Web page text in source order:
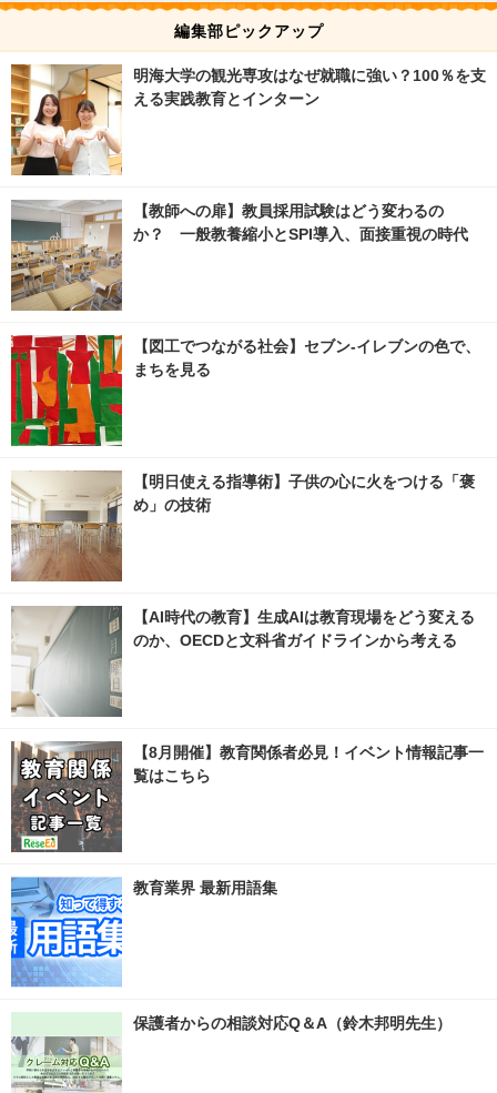
編集部ピックアップ
明海大学の観光専攻はなぜ就職に強い？100％を支
える実践教育とインターン
【教師への扉】教員採用試験はどう変わるの
か？ 一般教養縮小とSPI導入、面接重視の時代
【図工でつながる社会】セブン‐イレブンの色で、
まちを見る
【明日使える指導術】子供の心に火をつける「褒
め」の技術
【AI時代の教育】生成AIは教育現場をどう変える
のか、OECDと文科省ガイドラインから考える
【8月開催】教育関係者必見！イベント情報記事一
覧はこちら
教育業界 最新用語集
保護者からの相談対応Q＆A（鈴木邦明先生）